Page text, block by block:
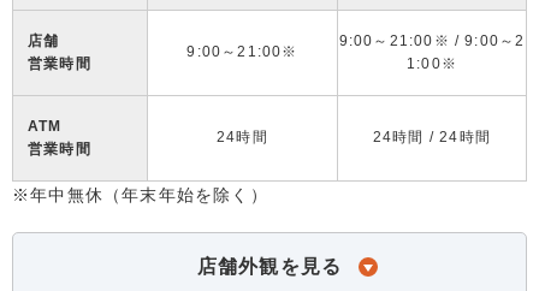
店舗
営業時間
9:00～21:00※
9:00～21:00※ / 9:00～2
1:00※
ATM
営業時間
24時間 24時間 / 24時間
※年中無休（年末年始を除く）
店舗外観を見る